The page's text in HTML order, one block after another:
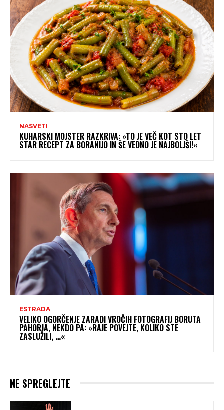
NASVETI
KUHARSKI MOJSTER RAZKRIVA: »TO JE VEČ KOT STO LET
STAR RECEPT ZA BORANIJO IN ŠE VEDNO JE NAJBOLJŠI!«
ESTRADA
VELIKO OGORČENJE ZARADI VROČIH FOTOGRAFIJ BORUTA
PAHORJA, NEKDO PA: »RAJE POVEJTE, KOLIKO STE
ZASLUŽILI, …«
NE SPREGLEJTE